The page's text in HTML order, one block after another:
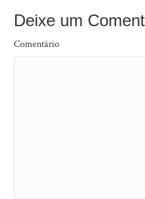
Deixe um
Comentário